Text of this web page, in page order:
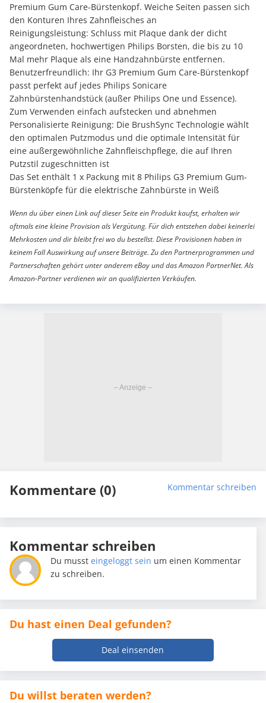
Premium Gum Care-Bürstenkopf. Weiche Seiten passen sich
den Konturen Ihres Zahnfleisches an
Reinigungsleistung: Schluss mit Plaque dank der dicht
angeordneten, hochwertigen Philips Borsten, die bis zu 10
Mal mehr Plaque als eine Handzahnbürste entfernen.
Benutzerfreundlich: Ihr G3 Premium Gum Care-Bürstenkopf
passt perfekt auf jedes Philips Sonicare
Zahnbürstenhandstück (außer Philips One und Essence).
Zum Verwenden einfach aufstecken und abnehmen
Personalisierte Reinigung: Die BrushSync Technologie wählt
den optimalen Putzmodus und die optimale Intensität für
eine außergewöhnliche Zahnfleischpflege, die auf Ihren
Putzstil zugeschnitten ist
Das Set enthält 1 x Packung mit 8 Philips G3 Premium Gum-
Bürstenköpfe für die elektrische Zahnbürste in Weiß
Wenn du über einen Link auf dieser Seite ein Produkt kaufst, erhalten wir
oftmals eine kleine Provision als Vergütung. Für dich entstehen dabei keinerlei
Mehrkosten und dir bleibt frei wo du bestellst. Diese Provisionen haben in
keinem Fall Auswirkung auf unsere Beiträge. Zu den Partnerprogrammen und
Partnerschaften gehört unter anderem eBay und das Amazon PartnerNet. Als
Amazon-Partner verdienen wir an qualifizierten Verkäufen.
Kommentare (0) Kommentar schreiben
Kommentar schreiben
Du mussteingeloggt sein um einen Kommentar
zu schreiben.
Du hast einen Deal gefunden?
Deal einsenden
Du willst beraten werden?